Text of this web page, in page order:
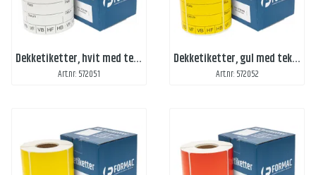
Dekketiketter, hvit med tekst
Art.nr: 572051
Dekketiketter, gul med tekst
Art.nr: 572052